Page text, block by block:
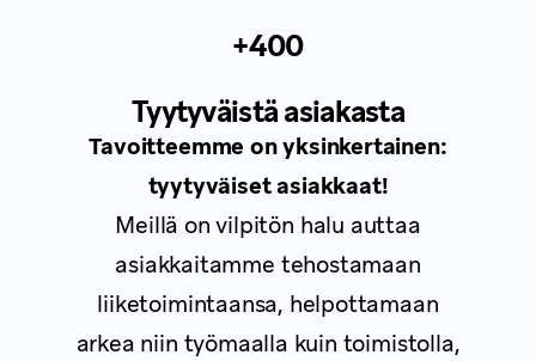
+400
Tyytyväistä asiakasta
Tavoitteemme on yksinkertainen:
tyytyväiset asiakkaat!
Meillä on vilpitön halu auttaa
asiakkaitamme tehostamaan
liiketoimintaansa, helpottamaan
arkea niin työmaalla kuin toimistolla,